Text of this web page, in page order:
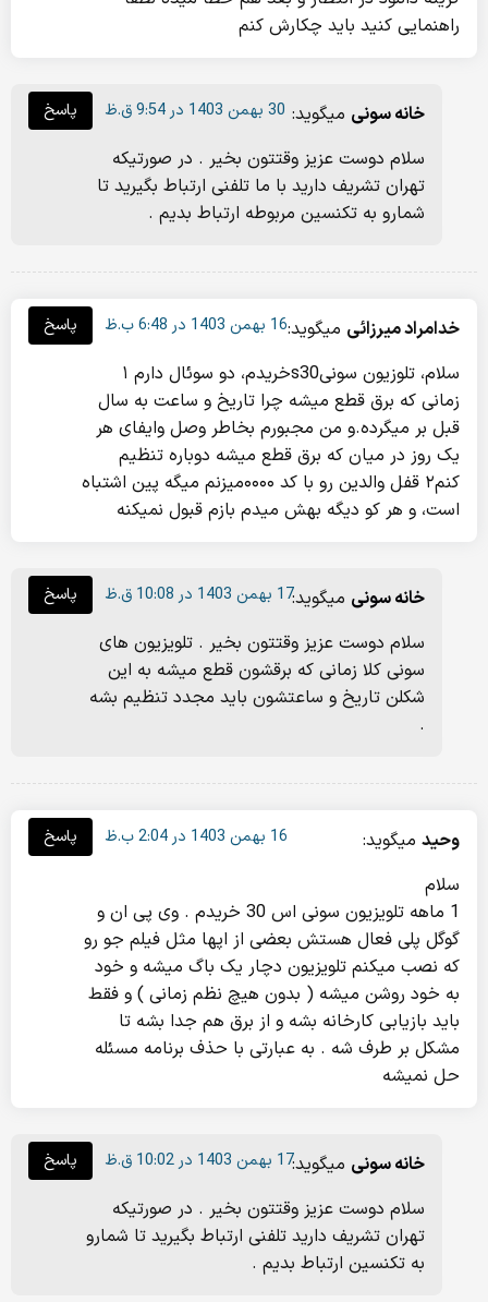
راهنمایی کنید باید چکارش کنم
خانه سونی میگوید:
سلام دوست عزیز وقتتون بخیر . در صورتیکه
تهران تشریف دارید با ما تلفنی ارتباط بگیرید تا
شمارو به تکنسین مربوطه ارتباط بدیم .
30 بهمن 1403 در 9:54 ق.ظ پاسخ
خدامراد میرزائی میگوید:
سلام، تلوزیون سونیs30خریدم، دو سوئال دارم ۱
زمانی که برق قطع میشه چرا تاریخ و ساعت به سال
قبل بر میگرده.و من مجبورم بخاطر وصل وایفای هر
یک روز در میان که برق قطع میشه دوباره تنظیم
کنم۲ قفل والدین رو با کد ۰۰۰۰میزنم میگه پین اشتباه
است، و هر کو دیگه بهش میدم بازم قبول نمیکنه
16 بهمن 1403 در 6:48 ب.ظ پاسخ
خانه سونی میگوید:
سلام دوست عزیز وقتتون بخیر . تلویزیون های
سونی کلا زمانی که برقشون قطع میشه به این
شکلن تاریخ و ساعتشون باید مجدد تنظیم بشه
.
17 بهمن 1403 در 10:08 ق.ظ پاسخ
وحید میگوید:
سلام
1 ماهه تلویزیون سونی اس 30 خریدم . وی پی ان و
گوگل پلی فعال هستش بعضی از اپها مثل فیلم جو رو
که نصب میکنم تلویزیون دچار یک باگ میشه و خود
به خود روشن میشه ( بدون هیچ نظم زمانی ) و فقط
باید بازیابی کارخانه بشه و از برق هم جدا بشه تا
مشکل بر طرف شه . به عبارتی با حذف برنامه مسئله
حل نمیشه
16 بهمن 1403 در 2:04 ب.ظ پاسخ
خانه سونی میگوید:
سلام دوست عزیز وقتتون بخیر . در صورتیکه
تهران تشریف دارید تلفنی ارتباط بگیرید تا شمارو
به تکنسین ارتباط بدیم .
17 بهمن 1403 در 10:02 ق.ظ پاسخ